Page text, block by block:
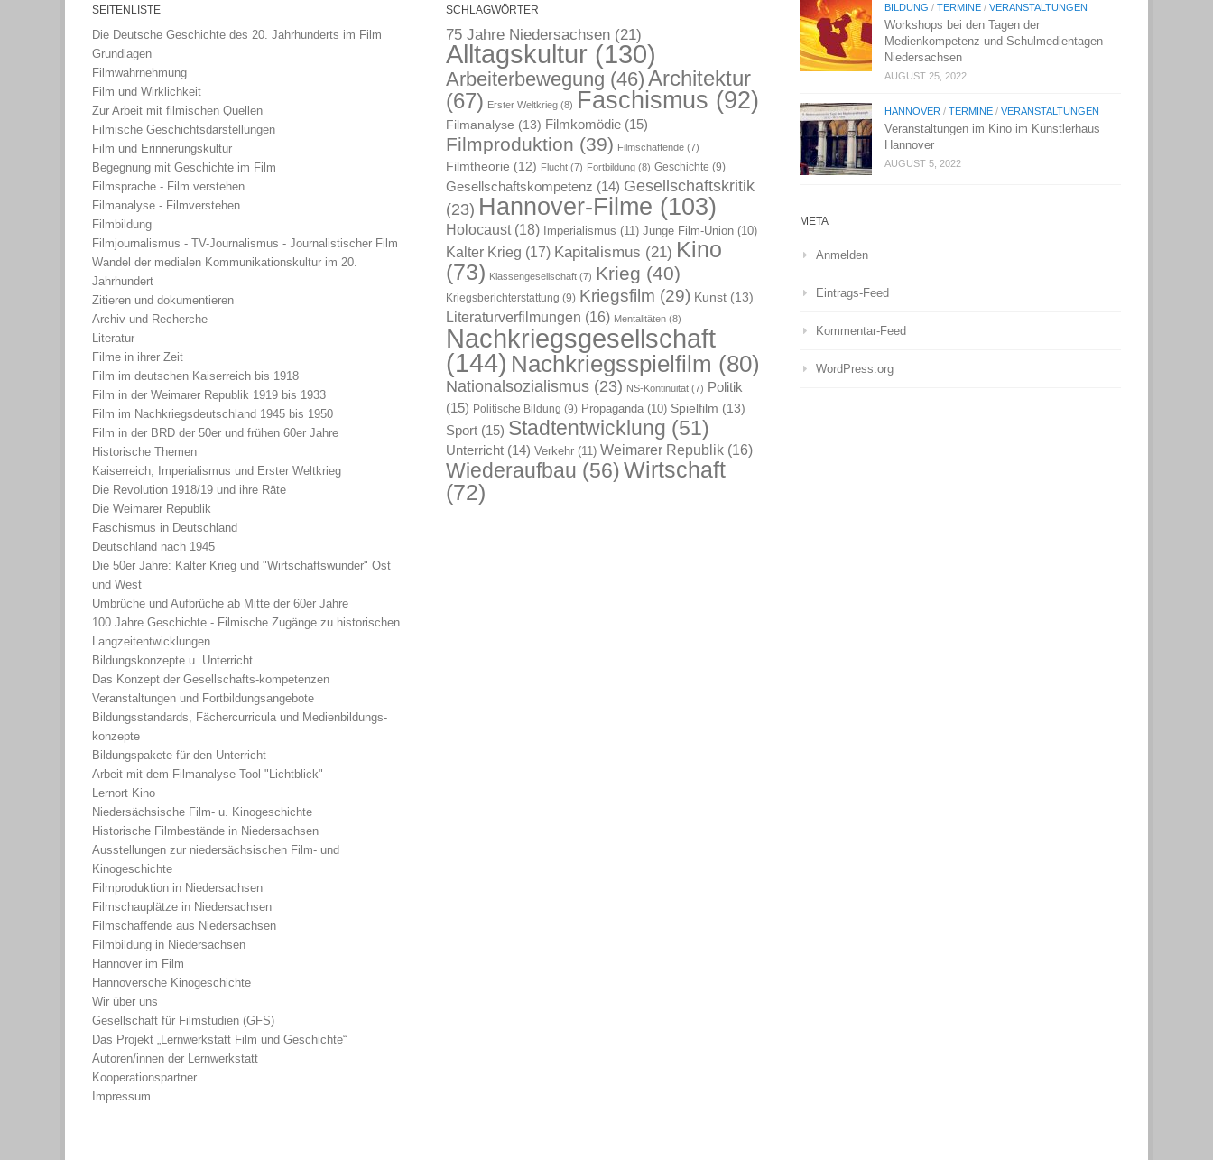
SEITENLISTE
Die Deutsche Geschichte des 20. Jahrhunderts im Film
Grundlagen
Filmwahrnehmung
Film und Wirklichkeit
Zur Arbeit mit filmischen Quellen
Filmische Geschichtsdarstellungen
Film und Erinnerungskultur
Begegnung mit Geschichte im Film
Filmsprache - Film verstehen
Filmanalyse - Filmverstehen
Filmbildung
Filmjournalismus - TV-Journalismus - Journalistischer Film
Wandel der medialen Kommunikationskultur im 20.
Jahrhundert
Zitieren und dokumentieren
Archiv und Recherche
Literatur
Filme in ihrer Zeit
Film im deutschen Kaiserreich bis 1918
Film in der Weimarer Republik 1919 bis 1933
Film im Nachkriegsdeutschland 1945 bis 1950
Film in der BRD der 50er und frühen 60er Jahre
Historische Themen
Kaiserreich, Imperialismus und Erster Weltkrieg
Die Revolution 1918/19 und ihre Räte
Die Weimarer Republik
Faschismus in Deutschland
Deutschland nach 1945
Die 50er Jahre: Kalter Krieg und "Wirtschaftswunder" Ost
und West
Umbrüche und Aufbrüche ab Mitte der 60er Jahre
100 Jahre Geschichte - Filmische Zugänge zu historischen
Langzeitentwicklungen
Bildungskonzepte u. Unterricht
Das Konzept der Gesellschafts-kompetenzen
Veranstaltungen und Fortbildungsangebote
Bildungsstandards, Fächercurricula und Medienbildungs-
konzepte
Bildungspakete für den Unterricht
Arbeit mit dem Filmanalyse-Tool "Lichtblick"
Lernort Kino
Niedersächsische Film- u. Kinogeschichte
Historische Filmbestände in Niedersachsen
Ausstellungen zur niedersächsischen Film- und
Kinogeschichte
Filmproduktion in Niedersachsen
Filmschauplätze in Niedersachsen
Filmschaffende aus Niedersachsen
Filmbildung in Niedersachsen
Hannover im Film
Hannoversche Kinogeschichte
Wir über uns
Gesellschaft für Filmstudien (GFS)
Das Projekt „Lernwerkstatt Film und Geschichte“
Autoren/innen der Lernwerkstatt
Kooperationspartner
Impressum
SCHLAGWÖRTER
75 Jahre Niedersachsen (21)
Alltagskultur (130)
Arbeiterbewegung (46) Architektur
(67) Erster Weltkrieg (8) Faschismus (92)
Filmanalyse (13) Filmkomödie (15)
Filmproduktion (39) Filmschaffende (7)
Filmtheorie (12) Flucht (7) Fortbildung (8) Geschichte (9)
Gesellschaftskompetenz (14) Gesellschaftskritik
(23) Hannover-Filme (103)
Holocaust(18) Imperialismus (11) Junge Film-Union (10)
Kalter Krieg (17) Kapitalismus (21) Kino
(73) Klassengesellschaft (7) Krieg (40)
Kriegsberichterstattung (9) Kriegsfilm (29) Kunst (13)
Literaturverfilmungen (16) Mentalitäten (8)
Nachkriegsgesellschaft
(144) Nachkriegsspielfilm (80)
Nationalsozialismus (23) NS-Kontinuität (7) Politik
(15) Politische Bildung (9) Propaganda (10) Spielfilm (13)
Sport (15) Stadtentwicklung (51)
Unterricht (14) Verkehr (11) Weimarer Republik (16)
Wiederaufbau (56)Wirtschaft
(72)
BILDUNG /TERMINE /VERANSTALTUNGEN
Workshops bei den Tagen der
Medienkompetenz und Schulmedientagen
Niedersachsen
AUGUST 25, 2022
HANNOVER /TERMINE /VERANSTALTUNGEN
Veranstaltungen im Kino im Künstlerhaus
Hannover
AUGUST 5, 2022
META
Anmelden
Eintrags-Feed
Kommentar-Feed
WordPress.org